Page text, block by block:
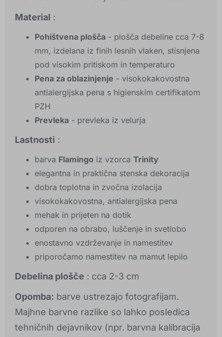
Material :
Pohištvena plošča - plošča debeline cca 7-8
mm, izdelana iz finih lesnih vlaken, stisnjena
pod visokim pritiskom in temperaturo
Pena za oblazinjenje - visokokakovostna
antialergijska pena s higienskim certifikatom
PZH
Prevleka - prevleka iz velurja
Lastnosti :
barva Flamingo iz vzorca Trinity
elegantna in praktična stenska dekoracija
dobra toplotna in zvočna izolacija
visokokakovostna, antialergijska pena
mehak in prijeten na dotik
odporen na obrabo, luščenje in svetlobo
enostavno vzdrževanje in namestitev
priporočamo namestitev na mamut lepilo
Debelina plošče : cca 2-3 cm
Opomba: barve ustrezajo fotografijam.
Majhne barvne razlike so lahko posledica
tehničnih dejavnikov (npr. barvna kalibracija